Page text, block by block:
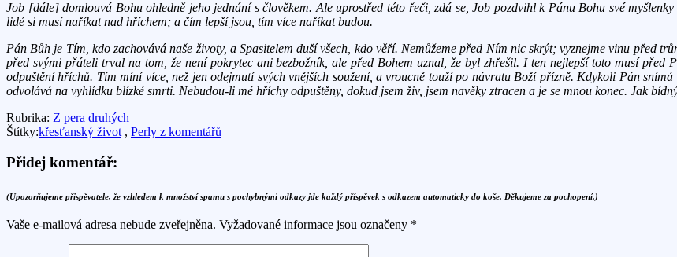
Job [dále] domlouvá Bohu ohledně jeho jednání s člověkem. Ale uprostřed této řeči, zdá se, Job pozdvihl k Pánu Bohu své
lidé si musí naříkat nad hříchem; a čím lepší jsou, tím více naříkat budou.
Pán Bůh je Tím, kdo zachovává naše životy, a Spasitelem duší všech, kdo věří. Nemůžeme před Ním nic skrýt; vyznejme vinu před
před svými přáteli trval na tom, že není pokrytec ani bezbožník, ale před Bohem uznal, že byl zhřešil. I ten nejlepší toto musí před
odpuštění hříchů. Tím míní více, než jen odejmutí svých vnějších soužení, a vroucně touží po návratu Boží přízně. Kdykoli Pán
odvolává na vyhlídku blízké smrti. Nebudou-li mé hříchy odpuštěny, dokud jsem živ, jsem navěky ztracen a je se mnou konec. Jak
Rubrika: Z pera druhých
Štítky:křesťanský život , Perly z komentářů
Přidej komentář:
(Upozorňujeme přispěvatele, že vzhledem k množství spamu s pochybnými odkazy jde každý příspěvek s odkazem automaticky do koše. Děkujeme za pochopení.)
Vaše e-mailová adresa nebude zveřejněna. Vyžadované informace jsou označeny *